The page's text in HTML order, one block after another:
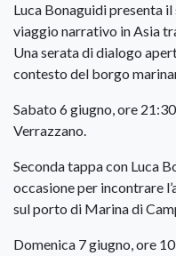
Luca Bonaguidi presenta
viaggio narrativo in Asia
Una serata di dialogo
contesto del borgo
Sabato 6 giugno, ore
Verrazzano.
Seconda tappa con Luca
occasione per incontrare
sul porto di Marina di
Domenica 7 giugno, ore